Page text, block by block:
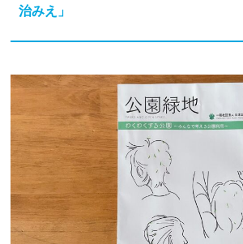
治みえ」